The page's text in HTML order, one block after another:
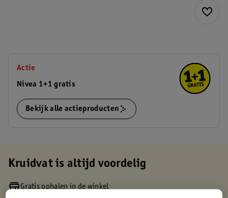
Actie
Nivea 1+1 gratis
Bekijk alle actieproducten
Kruidvat is altijd voordelig
Gratis ophalen in de winkel